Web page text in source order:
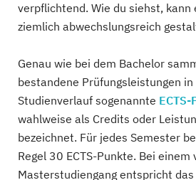
verpflichtend. Wie du siehst, kann
ziemlich abwechslungsreich
Genau wie bei dem Bachelor
bestandene Prüfungsleistungen in
Studienverlauf sogenannte
wahlweise als Credits oder
bezeichnet. Für jedes Semester
Regel 30 ECTS-Punkte. Bei
Masterstudiengang entspricht